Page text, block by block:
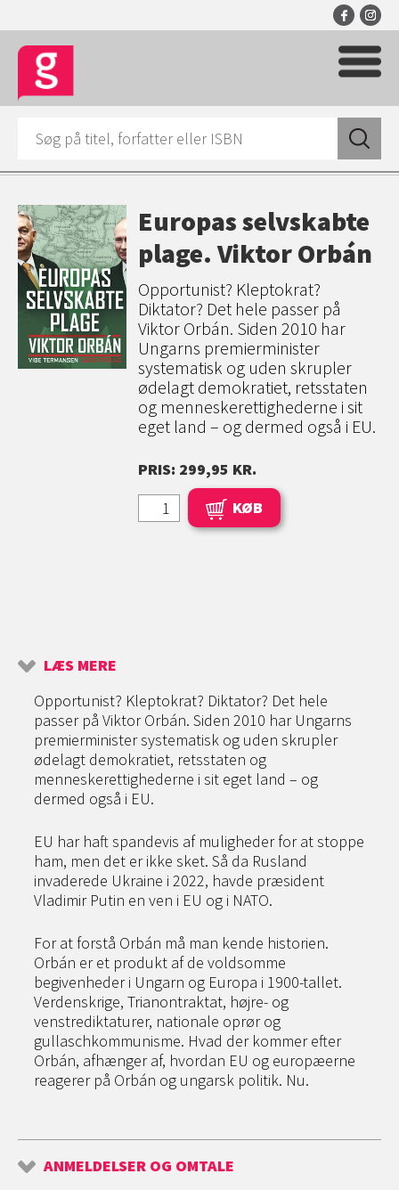
Europas selvskabte
plage. Viktor Orbán
Opportunist? Kleptokrat?
Diktator? Det hele passer på
Viktor Orbán. Siden 2010 har
Ungarns premierminister
systematisk og uden skrupler
ødelagt demokratiet, retsstaten
og menneskerettighederne i sit
eget land – og dermed også i EU.
PRIS: 299,95 KR.
KØB
LÆS MERE
Opportunist? Kleptokrat? Diktator? Det hele
passer på Viktor Orbán. Siden 2010 har Ungarns
premierminister systematisk og uden skrupler
ødelagt demokratiet, retsstaten og
menneskerettighederne i sit eget land – og
dermed også i EU.
EU har haft spandevis af muligheder for at stoppe
ham, men det er ikke sket. Så da Rusland
invaderede Ukraine i 2022, havde præsident
Vladimir Putin en ven i EU og i NATO.
For at forstå Orbán må man kende historien.
Orbán er et produkt af de voldsomme
begivenheder i Ungarn og Europa i 1900-tallet.
Verdenskrige, Trianontraktat, højre- og
venstrediktaturer, nationale oprør og
gullaschkommunisme. Hvad der kommer efter
Orbán, afhænger af, hvordan EU og europæerne
reagerer på Orbán og ungarsk politik. Nu.
ANMELDELSER OG OMTALE